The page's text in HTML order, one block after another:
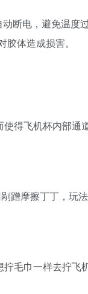
断电，避免温度
体造成损害。
得飞机杯内部通
蹭摩擦丁丁，玩法
毛巾一样去拧飞